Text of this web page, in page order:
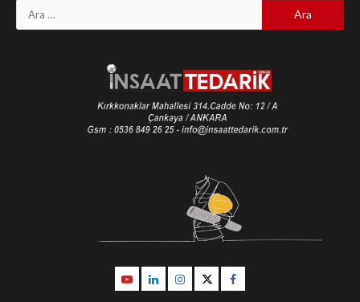
Arama:
YoutubeLinkedinİnstagram
TwitterFacebook